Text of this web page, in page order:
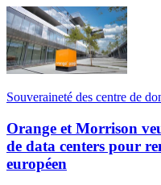
Souveraineté des centre de
Orange et Morrison
de data centers pour
européen